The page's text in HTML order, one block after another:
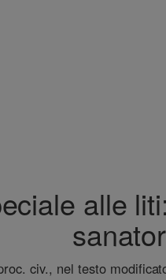
alle
civ., nel testo